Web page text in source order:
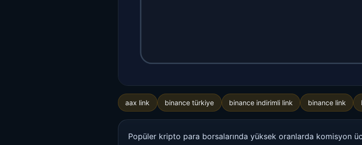
aax link binance türkiye binance indirimli link binance link
Popüler kripto para borsalarında yüksek oranlarda komisyon